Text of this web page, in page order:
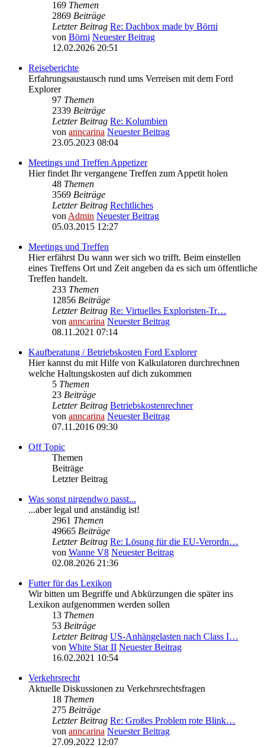
169 Themen
2869 Beiträge
Letzter Beitrag Re: Dachbox made by Börni
von Börni Neuester Beitrag
12.02.2026 20:51
Reiseberichte
Erfahrungsaustausch rund ums Verreisen mit dem Ford
Explorer
97 Themen
2339 Beiträge
Letzter Beitrag Re: Kolumbien
von anncarina Neuester Beitrag
23.05.2023 08:04
Meetings und Treffen Appetizer
Hier findet Ihr vergangene Treffen zum Appetit holen
48 Themen
3569 Beiträge
Letzter Beitrag Rechtliches
vonAdmin Neuester Beitrag
05.03.2015 12:27
Meetings und Treffen
Hier erfährst Du wann wer sich wo trifft. Beim einstellen
eines Treffens Ort und Zeit angeben da es sich um öffentliche
Treffen handelt.
233 Themen
12856 Beiträge
Letzter Beitrag Re: Virtuelles Exploristen-Tr…
von anncarina Neuester Beitrag
08.11.2021 07:14
Kaufberatung / Betriebskosten Ford Explorer
Hier kannst du mit Hilfe von Kalkulatoren durchrechnen
welche Haltungskosten auf dich zukommen
5 Themen
23 Beiträge
Letzter Beitrag Betriebskostenrechner
von anncarina Neuester Beitrag
07.11.2016 09:30
Off Topic
Themen
Beiträge
Letzter Beitrag
Was sonst nirgendwo passt...
...aber legal und anständig ist!
2961 Themen
49665 Beiträge
Letzter Beitrag Re: Lösung für die EU‑Verordn…
von Wanne V8 Neuester Beitrag
02.08.2026 21:36
Futter für das Lexikon
Wir bitten um Begriffe und Abkürzungen die später ins
Lexikon aufgenommen werden sollen
13 Themen
53 Beiträge
Letzter Beitrag US-Anhängelasten nach Class I…
von White Star II Neuester Beitrag
16.02.2021 10:54
Verkehrsrecht
Aktuelle Diskussionen zu Verkehrsrechtsfragen
18 Themen
275 Beiträge
Letzter Beitrag Re: Großes Problem rote Blink…
von anncarina Neuester Beitrag
27.09.2022 12:07